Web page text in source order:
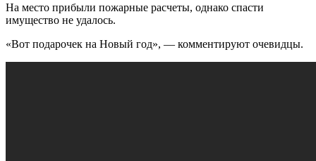
На место прибыли пожарные расчеты, однако спасти
имущество не удалось.
«Вот подарочек на Новый год», — комментируют очевидцы.